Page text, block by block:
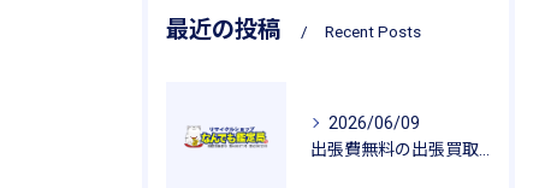
最近の投稿 Recent Posts
2026/06/09